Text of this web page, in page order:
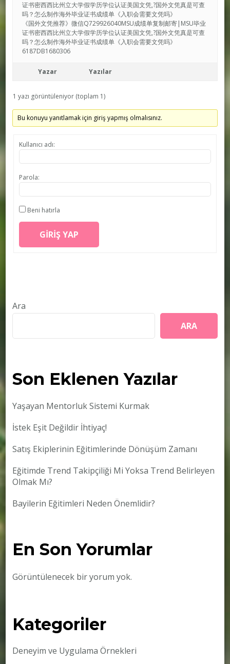
证书密西西比州立大学假学历学位认证美国文凭,?国外文凭真是可查
吗？怎么制作海外毕业证书成绩单《入职会需要文凭吗》
《国外文凭推荐》微信Q729926040MSU成绩单复制邮寄|MSU毕业
证书密西西比州立大学假学历学位认证美国文凭,?国外文凭真是可查
吗？怎么制作海外毕业证书成绩单《入职会需要文凭吗》
6187DB1680306
Yazar Yazılar
1 yazı görüntüleniyor (toplam 1)
Bu konuyu yanıtlamak için giriş yapmış olmalısınız.
Kullanıcı adı:
Parola:
Beni hatırla
GIRIŞ YAP
Ara
ARA
Son Eklenen Yazılar
Yaşayan Mentorluk Sistemi Kurmak
İstek Eşit Değildir İhtiyaç!
Satış Ekiplerinin Eğitimlerinde Dönüşüm Zamanı
Eğitimde Trend Takipçiliği Mi Yoksa Trend Belirleyen
Olmak Mı?
Bayilerin Eğitimleri Neden Önemlidir?
En Son Yorumlar
Görüntülenecek bir yorum yok.
Kategoriler
Deneyim ve Uygulama Örnekleri